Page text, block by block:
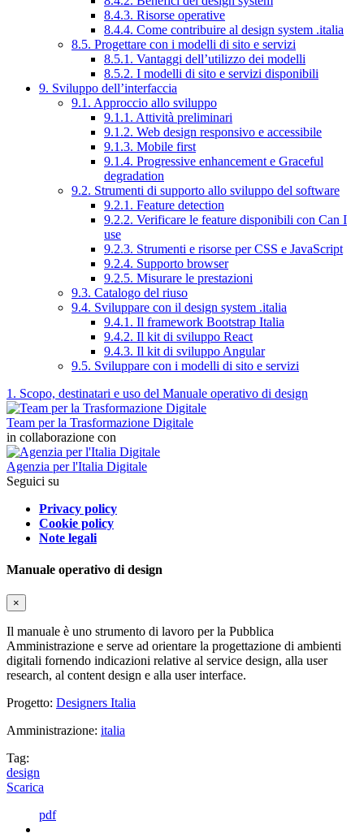
8.4.3. Risorse operative
8.4.4. Come contribuire al design system .italia
8.5. Progettare con i modelli di sito e servizi
8.5.1. Vantaggi dell’utilizzo dei modelli
8.5.2. I modelli di sito e servizi disponibili
9. Sviluppo dell’interfaccia
9.1. Approccio allo sviluppo
9.1.1. Attività preliminari
9.1.2. Web design responsivo e accessibile
9.1.3. Mobile first
9.1.4. Progressive enhancement e Graceful
degradation
9.2. Strumenti di supporto allo sviluppo del software
9.2.1. Feature detection
9.2.2. Verificare le feature disponibili con Can I
use
9.2.3. Strumenti e risorse per CSS e JavaScript
9.2.4. Supporto browser
9.2.5. Misurare le prestazioni
9.3. Catalogo del riuso
9.4. Sviluppare con il design system .italia
9.4.1. Il framework Bootstrap Italia
9.4.2. Il kit di sviluppo React
9.4.3. Il kit di sviluppo Angular
9.5. Sviluppare con i modelli di sito e servizi
1. Scopo, destinatari e uso del Manuale operativo di design
Team per la Trasformazione Digitale
in collaborazione con
Agenzia per l'Italia Digitale
Seguici su
Privacy policy
Cookie policy
Note legali
Manuale operativo di design
×
Il manuale è uno strumento di lavoro per la Pubblica
Amministrazione e serve ad orientare la progettazione di ambienti
digitali fornendo indicazioni relative al service design, alla user
research, al content design e alla user interface.
Progetto: Designers Italia
Amministrazione: italia
Tag:
design
Scarica
pdf